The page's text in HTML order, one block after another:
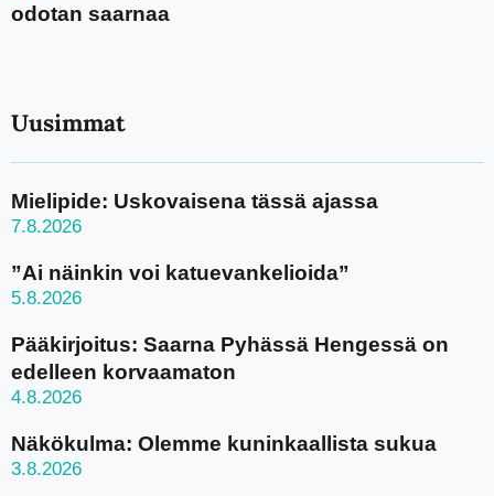
odotan saarnaa
Uusimmat
Mielipide: Uskovaisena tässä ajassa
7.8.2026
”Ai näinkin voi katuevankelioida”
5.8.2026
Pääkirjoitus: Saarna Pyhässä Hengessä on
edelleen korvaamaton
4.8.2026
Näkökulma: Olemme kuninkaallista sukua
3.8.2026